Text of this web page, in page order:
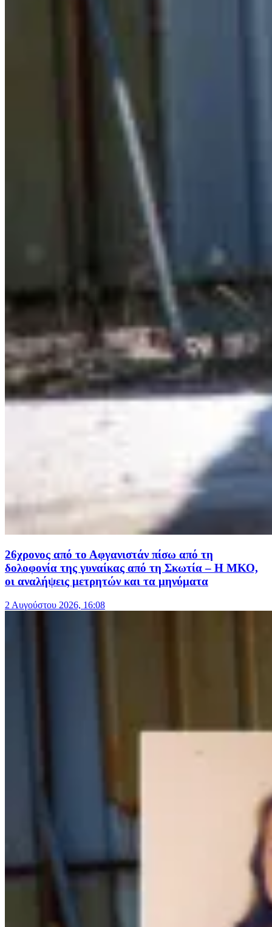
26χρονος από το Αφγανιστάν πίσω από τη
δολοφονία της γυναίκας από τη Σκωτία – Η ΜΚΟ,
οι αναλήψεις μετρητών και τα μηνύματα
2 Αυγούστου 2026, 16:08